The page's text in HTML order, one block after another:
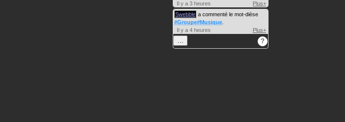
Il y a 3 heures
Plus+
Swebble a commenté le mot-dièse
#Groupe#Musique
Il y a 4 heures
Plus+
… ?